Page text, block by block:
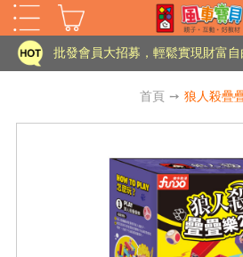
批發會員大招募，輕鬆實現財富自
老師您好!!幼教會員火熱招募中~
海外購物免煩惱！點我查看『海外
批發會員大招募，輕鬆實現財富
首頁 ➙ 狼人殺疊